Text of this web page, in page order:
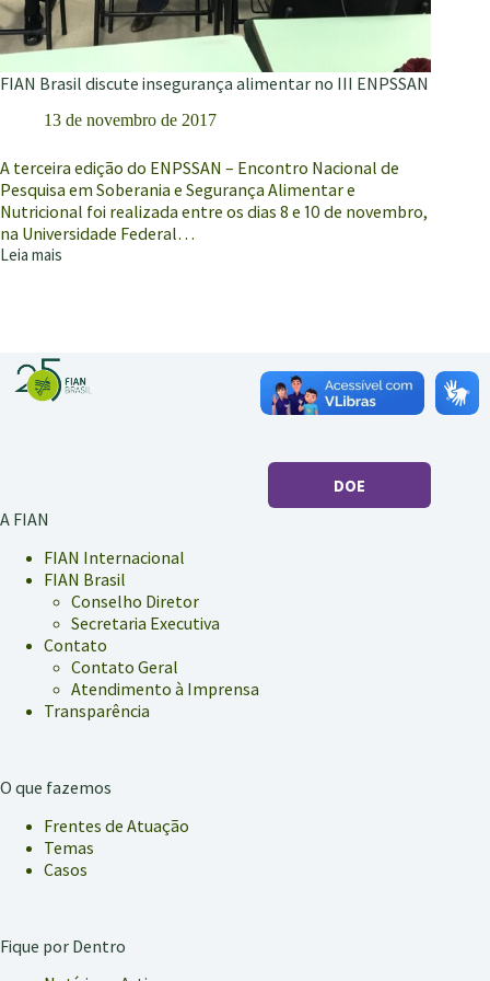
FIAN Brasil discute insegurança alimentar no III ENPSSAN
13 de novembro de 2017
A terceira edição do ENPSSAN – Encontro Nacional de
Pesquisa em Soberania e Segurança Alimentar e
Nutricional foi realizada entre os dias 8 e 10 de novembro,
na Universidade Federal…
Leia mais
FIAN
ENPSSAN
DOE
A FIAN
FIAN Internacional
FIAN Brasil
Conselho Diretor
Secretaria Executiva
Contato
Contato Geral
Atendimento à Imprensa
Transparência
O que fazemos
Frentes de Atuação
Temas
Casos
Fique por Dentro